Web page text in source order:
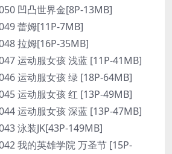
凹凸世界金[8P-13MB]
蕾姆[11P-7MB]
拉姆[16P-35MB]
运动服女孩 浅蓝 [11P-41MB]
运动服女孩 绿 [18P-64MB]
运动服女孩 红 [13P-49MB]
运动服女孩 深蓝 [13P-47MB]
泳装JK[43P-149MB]
我的英雄学院 万圣节 [15P-